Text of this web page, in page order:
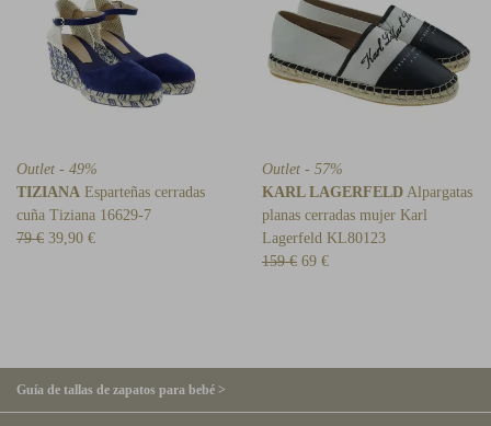
Outlet - 49%
TIZIANA Esparteñas cerradas
cuña Tiziana 16629-7
79 € 39,90 €
Outlet - 57%
KARL LAGERFELD Alpargatas
planas cerradas mujer Karl
Lagerfeld KL80123
159 € 69 €
Guía de tallas de zapatos para bebé >